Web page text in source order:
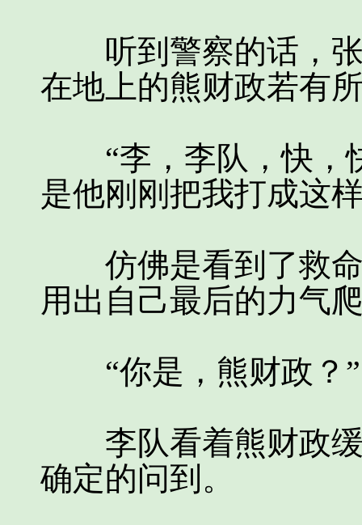
听到警察的话，张
在地上的熊财政若有
“李，李队，快，
是他刚刚把我打成这
仿佛是看到了救命
用出自己最后的力气
“你是，熊财政？”
李队看着熊财政缓
确定的问到。